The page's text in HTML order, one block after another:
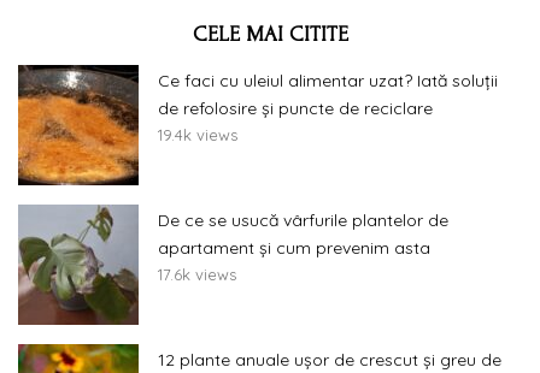
CELE MAI CITITE
Ce faci cu uleiul alimentar uzat? Iată soluții
de refolosire și puncte de reciclare
19.4k views
De ce se usucă vârfurile plantelor de
apartament și cum prevenim asta
17.6k views
12 plante anuale ușor de crescut și greu de